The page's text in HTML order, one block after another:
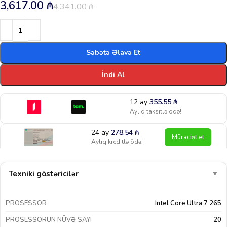
4,341.00₼
3,617.00 ₼
Səbətə Əlavə Et
İndi Al
12 ay 355.55 ₼
Aylıq taksitlə ödə!
24 ay278.54₼
Aylıq kreditlə ödə! Müraciət et
Texniki göstəricilər ▼
PROSESSOR
Intel Core Ultra 7 265
PROSESSORUN NÜVƏ SAYI
20